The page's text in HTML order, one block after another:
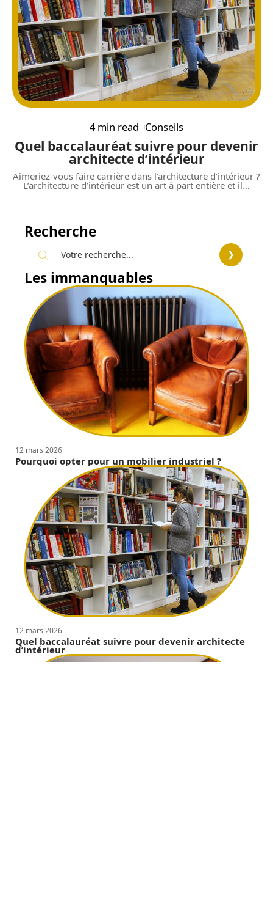
4 min read Conseils
Quel baccalauréat suivre pour devenir
architecte d’intérieur
Aimeriez-vous faire carrière dans l’architecture d’intérieur ?
L’architecture d’intérieur est un art à part entière et il…
Recherche
Les immanquables
12 mars 2026
Pourquoi opter pour un mobilier industriel ?
12 mars 2026
Quel baccalauréat suivre pour devenir architecte
d’intérieur